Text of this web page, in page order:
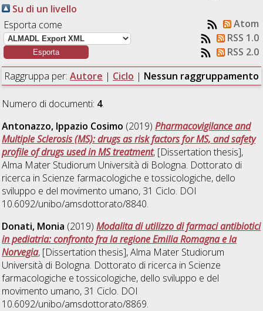
Su di un livello
Esporta come
Atom
RSS 1.0
RSS 2.0
Raggruppa per: Autore | Ciclo | Nessun raggruppamento
Numero di documenti: 4.
Antonazzo, Ippazio Cosimo (2019)Pharmacovigilance and
Multiple Sclerosis (MS): drugs as risk factors for MS, and safety
profile of drugs used in MS treatment, [Dissertation thesis],
Alma Mater Studiorum Università di Bologna. Dottorato di
ricerca in Scienze farmacologiche e tossicologiche, dello
sviluppo e del movimento umano, 31 Ciclo. DOI
10.6092/unibo/amsdottorato/8840.
Donati, Monia (2019)Modalita di utilizzo di farmaci antibiotici
in pediatria: confronto fra la regione Emilia Romagna e la
Norvegia, [Dissertation thesis], Alma Mater Studiorum
Università di Bologna. Dottorato di ricerca in Scienze
farmacologiche e tossicologiche, dello sviluppo e del
movimento umano, 31 Ciclo. DOI
10.6092/unibo/amsdottorato/8869.